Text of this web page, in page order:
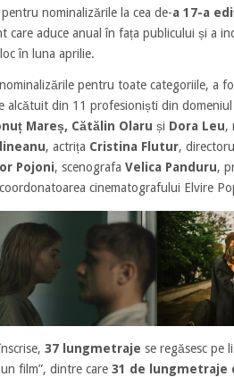
nominalizările la cea de-a 17-a
care aduce anual în fața publicului și a
în luna aprilie.
pentru toate categoriile, a
alcătuit din 11 profesioniști din
Mareș, Cătălin Olaru și Dora Leu,
, actrița Cristina Flutur,
Pojoni, scenografa Velica Panduru,
coordonatoarea cinematografului Elvire
37 lungmetraje se regăsesc pe
film”, dintre care 31 de lungmetraje